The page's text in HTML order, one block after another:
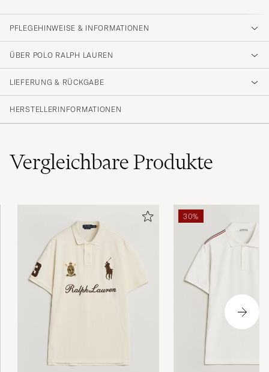
PFLEGEHINWEISE & INFORMATIONEN
ÜBER POLO RALPH LAUREN
LIEFERUNG & RÜCKGABE
HERSTELLERINFORMATIONEN
VergleichbareProdukte
30%